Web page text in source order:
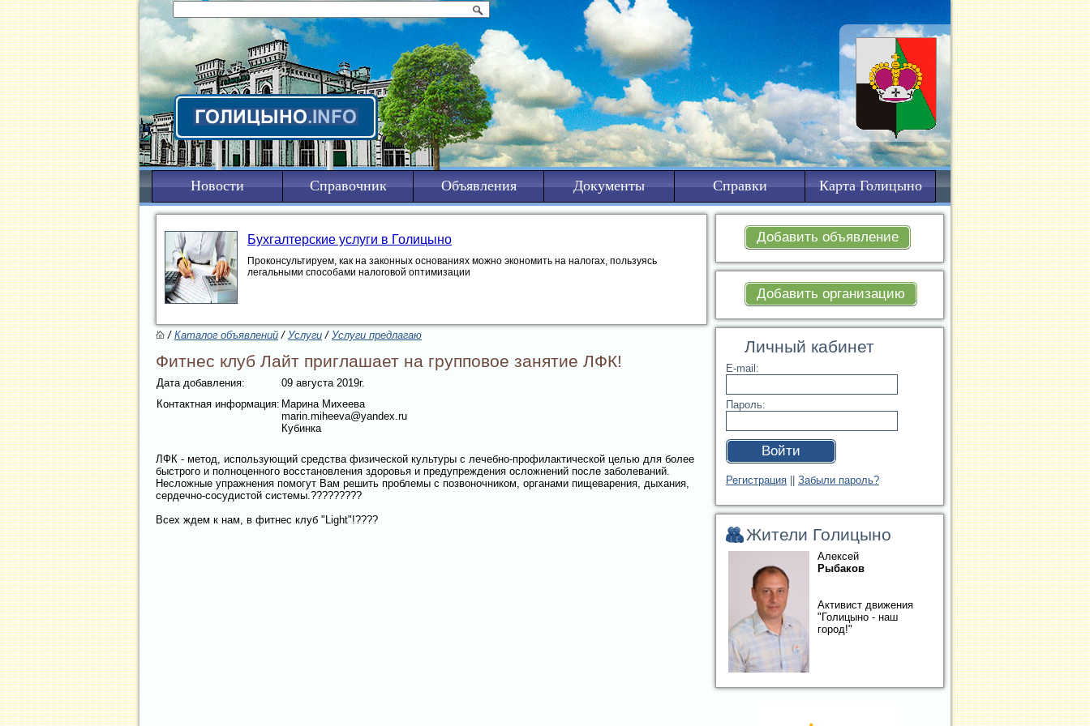
Новости Справочник Объявления Документы Справки Карта Голицыно
Добавить объявление
Добавить организацию
Личный кабинет
E-mail:
Пароль:
Войти
Регистрация Забыли пароль?
Жители Голицыно
Алексей
Рыбаков
Активист движения
"Голицыно - наш
город!"
Бухгалтерские услуги в Голицыно
Проконсультируем, как на законных основаниях можно экономить на налогах, пользуясь
легальными способами налоговой оптимизации
/Каталог объявлений/Услуги /Услуги предлагаю
Фитнес клуб Лайт приглашает на групповое занятие ЛФК!
Дата добавления:
09 августа 2019г.
Контактная информация: Марина Михеева
marin.miheeva@yandex.ru
Кубинка
ЛФК - метод, использующий средства физической культуры с лечебно-профилактической целью для более
быстрого и полноценного восстановления здоровья и предупреждения осложнений после заболеваний.
Несложные упражнения помогут Вам решить проблемы с позвоночником, органами пищеварения, дыхания,
сердечно-сосудистой системы.?????????
Всех ждем к нам, в фитнес клуб "Light"!????